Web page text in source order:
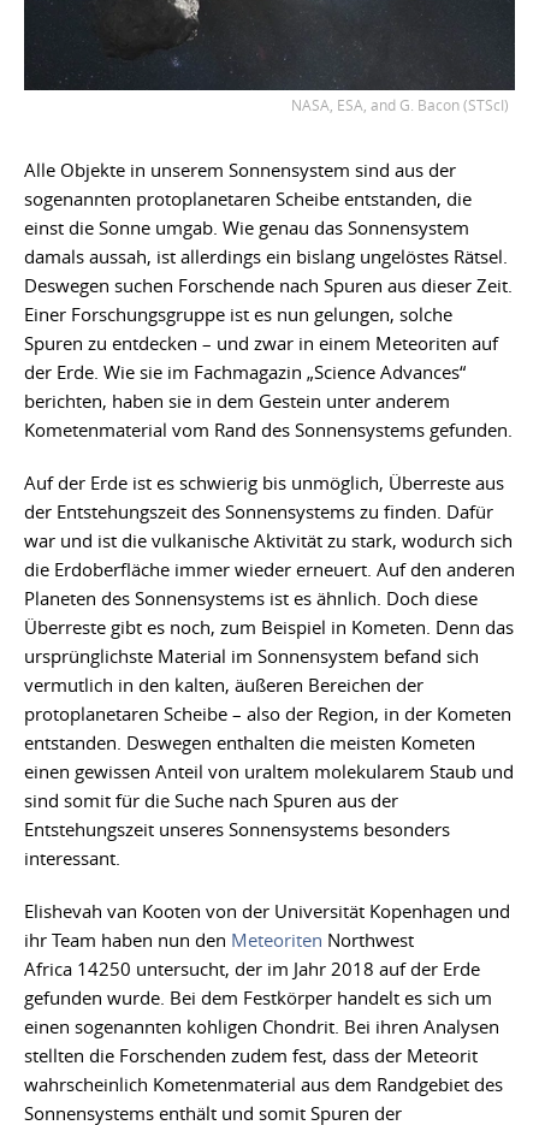
NASA, ESA, and G. Bacon (STScI)
Alle Objekte in unserem Sonnensystem sind aus der
sogenannten protoplanetaren Scheibe entstanden, die
einst die Sonne umgab. Wie genau das Sonnensystem
damals aussah, ist allerdings ein bislang ungelöstes Rätsel.
Deswegen suchen Forschende nach Spuren aus dieser Zeit.
Einer Forschungsgruppe ist es nun gelungen, solche
Spuren zu entdecken – und zwar in einem Meteoriten auf
der Erde. Wie sie im Fachmagazin „Science Advances“
berichten, haben sie in dem Gestein unter anderem
Kometenmaterial vom Rand des Sonnensystems gefunden.
Auf der Erde ist es schwierig bis unmöglich, Überreste aus
der Entstehungszeit des Sonnensystems zu finden. Dafür
war und ist die vulkanische Aktivität zu stark, wodurch sich
die Erdoberfläche immer wieder erneuert. Auf den anderen
Planeten des Sonnensystems ist es ähnlich. Doch diese
Überreste gibt es noch, zum Beispiel in Kometen. Denn das
ursprünglichste Material im Sonnensystem befand sich
vermutlich in den kalten, äußeren Bereichen der
protoplanetaren Scheibe – also der Region, in der Kometen
entstanden. Deswegen enthalten die meisten Kometen
einen gewissen Anteil von uraltem molekularem Staub und
sind somit für die Suche nach Spuren aus der
Entstehungszeit unseres Sonnensystems besonders
interessant.
Elishevah van Kooten von der Universität Kopenhagen und
ihr Team haben nun den Meteoriten Northwest
Africa 14250 untersucht, der im Jahr 2018 auf der Erde
gefunden wurde. Bei dem Festkörper handelt es sich um
einen sogenannten kohligen Chondrit. Bei ihren Analysen
stellten die Forschenden zudem fest, dass der Meteorit
wahrscheinlich Kometenmaterial aus dem Randgebiet des
Sonnensystems enthält und somit Spuren der